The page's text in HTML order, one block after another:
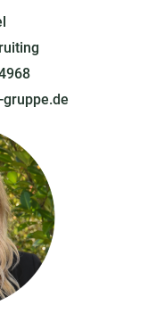
gruppe.de